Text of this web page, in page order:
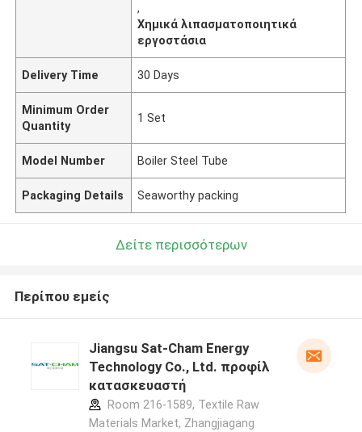
,
Χημικά λιπασματοποιητικά
εργοστάσια
Delivery Time 30 Days
Minimum Order
Quantity
1 Set
Model Number Boiler Steel Tube
Packaging Details Seaworthy packing
Δείτε περισσότερων
Περίπου εμείς
Jiangsu Sat-Cham Energy
Technology Co., Ltd. προφίλ
κατασκευαστή
Room 216-1589, Textile Raw
Materials Market, Zhangjiagang